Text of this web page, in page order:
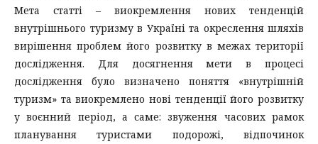
Мета статті – виокремлення нових тенденцій
внутрішнього туризму в Україні та окреслення шляхів
вирішення проблем його розвитку в межах території
дослідження. Для досягнення мети в процесі
дослідження було визначено поняття «внутрішній
туризм» та виокремлено нові тенденції його розвитку
у воєнний період, а саме: звуження часових рамок
планування туристами подорожі, відпочинок